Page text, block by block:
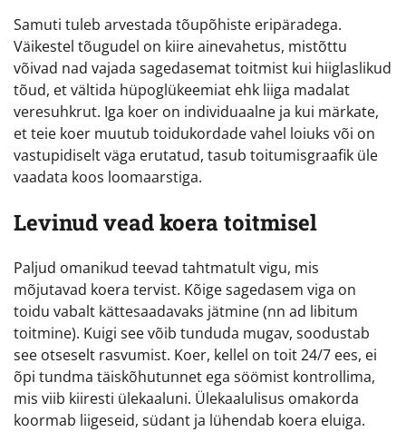
Samuti tuleb arvestada tõupõhiste eripäradega.
Väikestel tõugudel on kiire ainevahetus, mistõttu
võivad nad vajada sagedasemat toitmist kui hiiglaslikud
tõud, et vältida hüpoglükeemiat ehk liiga madalat
veresuhkrut. Iga koer on individuaalne ja kui märkate,
et teie koer muutub toidukordade vahel loiuks või on
vastupidiselt väga erutatud, tasub toitumisgraafik üle
vaadata koos loomaarstiga.
Levinud vead koera toitmisel
Paljud omanikud teevad tahtmatult vigu, mis
mõjutavad koera tervist. Kõige sagedasem viga on
toidu vabalt kättesaadavaks jätmine (nn ad libitum
toitmine). Kuigi see võib tunduda mugav, soodustab
see otseselt rasvumist. Koer, kellel on toit 24/7 ees, ei
õpi tundma täiskõhutunnet ega söömist kontrollima,
mis viib kiiresti ülekaaluni. Ülekaalulisus omakorda
koormab liigeseid, südant ja lühendab koera eluiga.